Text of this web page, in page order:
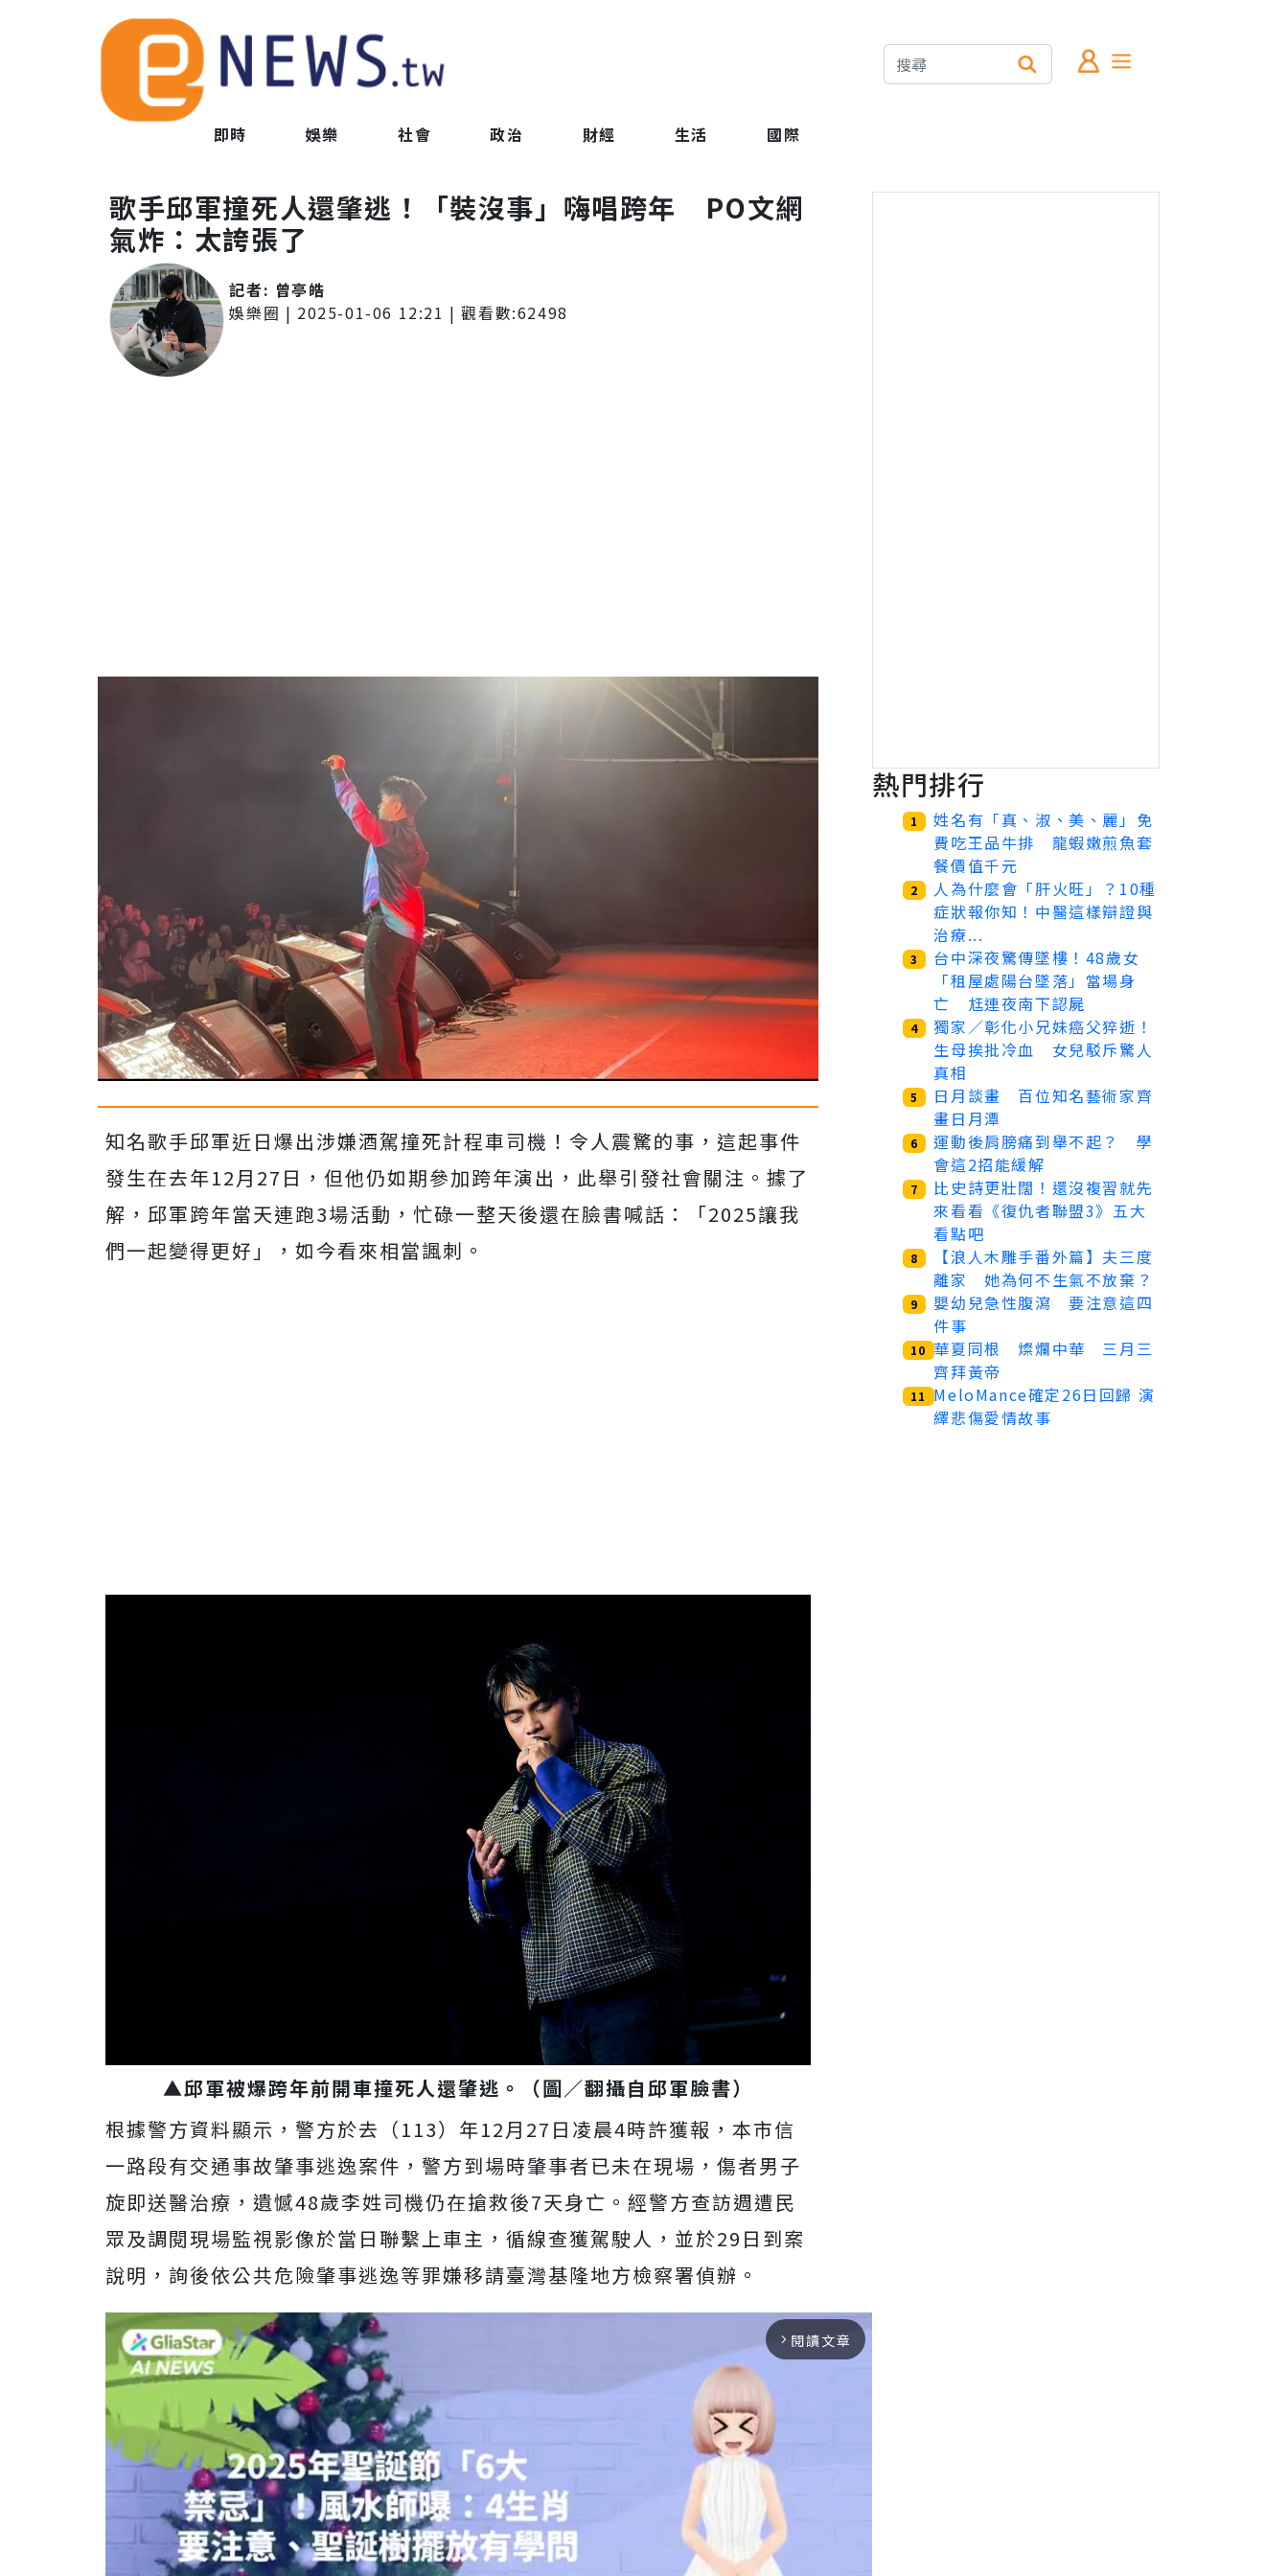
即時 娛樂 社會 政治 財經 生活 國際
歌手邱軍撞死人還肇逃！「裝沒事」嗨唱跨年 PO文網
氣炸：太誇張了
記者: 曾亭皓
娛樂圈 | 2025-01-06 12:21 | 觀看數:62498
知名歌手邱軍近日爆出涉嫌酒駕撞死計程車司機！令人震驚的事，這起事件
發生在去年12月27日，但他仍如期參加跨年演出，此舉引發社會關注。據了
解，邱軍跨年當天連跑3場活動，忙碌一整天後還在臉書喊話：「2025讓我
們一起變得更好」，如今看來相當諷刺。
▲邱軍被爆跨年前開車撞死人還肇逃。（圖／翻攝自邱軍臉書）
根據警方資料顯示，警方於去（113）年12月27日凌晨4時許獲報，本市信
一路段有交通事故肇事逃逸案件，警方到場時肇事者已未在現場，傷者男子
旋即送醫治療，遺憾48歲李姓司機仍在搶救後7天身亡。經警方查訪週遭民
眾及調閱現場監視影像於當日聯繫上車主，循線查獲駕駛人，並於29日到案
說明，詢後依公共危險肇事逃逸等罪嫌移請臺灣基隆地方檢察署偵辦。
arrow_forward_ios 閱讀文章
熱門排行
1
姓名有「真、淑、美、麗」免
費吃王品牛排 龍蝦嫩煎魚套
餐價值千元
2
人為什麼會「肝火旺」？10種
症狀報你知！中醫這樣辯證與
治療...
3
台中深夜驚傳墜樓！48歲女
「租屋處陽台墜落」當場身
亡 尪連夜南下認屍
4
獨家／彰化小兄妹癌父猝逝！
生母挨批冷血 女兒駁斥驚人
真相
5
日月談畫 百位知名藝術家齊
畫日月潭
6
運動後肩膀痛到舉不起？ 學
會這2招能緩解
7
比史詩更壯闊！還沒複習就先
來看看《復仇者聯盟3》五大
看點吧
8
【浪人木雕手番外篇】夫三度
離家 她為何不生氣不放棄？
9
嬰幼兒急性腹瀉 要注意這四
件事
10 華夏同根 燦爛中華 三月三
齊拜黃帝
11
MeloMance確定26日回歸 演
繹悲傷愛情故事